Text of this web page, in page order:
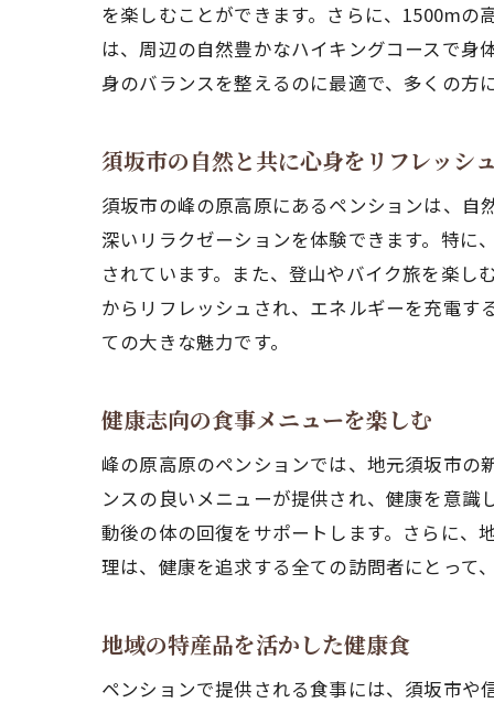
涼
を楽しむことができます。さらに、1500m
は、周辺の自然豊かなハイキングコースで身
身のバランスを整えるのに最適で、多くの方
須坂市の自然と共に心身をリフレッシ
須坂市の峰の原高原にあるペンションは、
深いリラクゼーションを体験できます。特に
されています。また、登山やバイク旅を楽し
からリフレッシュされ、エネルギーを充電
ての大きな魅力です。
健康志向の食事メニューを楽しむ
峰の原高原のペンションでは、地元須坂市の
ンスの良いメニューが提供され、健康を意
動後の体の回復をサポートします。さらに、
理は、健康を追求する全ての訪問者にとって
地域の特産品を活かした健康食
ペンションで提供される食事には、須坂市